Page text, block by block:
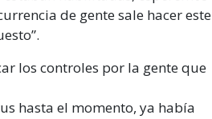
de gente sale hacer este
los controles por la gente que
hasta el momento, ya había